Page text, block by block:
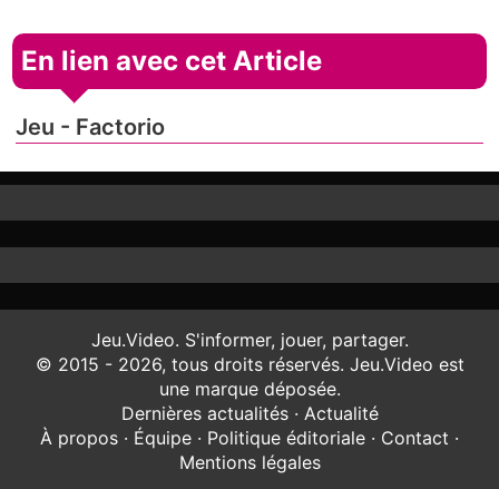
En lien avec cet Article
Jeu - Factorio
Jeu.Video. S'informer, jouer, partager.
© 2015 - 2026, tous droits réservés. Jeu.Video est
une marque déposée.
Dernières actualités· Actualité
À propos · Équipe · Politique éditoriale · Contact ·
Mentions légales